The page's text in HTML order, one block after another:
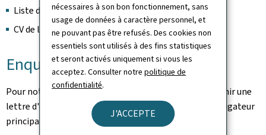
nécessaires à son bon fonctionnement, sans
usage de données à caractère personnel, et
ne pouvant pas être refusés. Des cookies non
essentiels sont utilisés à des fins statistiques
et seront activés uniquement si vous les
acceptez. Consulter notrepolitique de
confidentialité.
J'ACCEPTE
Liste des données collectées / CRF
CV de l'investigateur principal
Enquêtes anonymes
Pour notifier le CNER d'une enquête anonyme et obtenir une
lettre d'exemption d'avis de la part du comité, l'investigateur
principal envoie au CNER les documents suivants :